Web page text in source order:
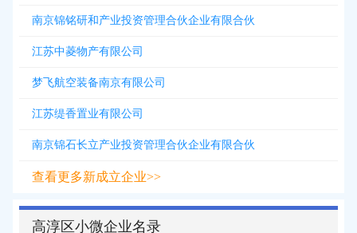
南京锦铭研和产业投资管理合伙企业有限合伙
江苏中菱物产有限公司
梦飞航空装备南京有限公司
江苏缇香置业有限公司
南京锦石长立产业投资管理合伙企业有限合伙
查看更多新成立企业>>
高淳区小微企业名录